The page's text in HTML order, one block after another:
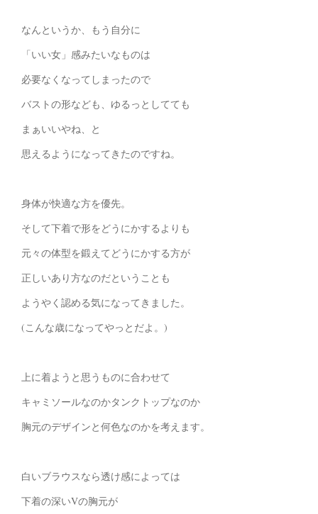
なんというか、もう自分に
「いい女」感みたいなものは
必要なくなってしまったので
バストの形なども、ゆるっとしてても
まぁいいやね、と
思えるようになってきたのですね。
身体が快適な方を優先。
そして下着で形をどうにかするよりも
元々の体型を鍛えてどうにかする方が
正しいあり方なのだということも
ようやく認める気になってきました。
(こんな歳になってやっとだよ。)
上に着ようと思うものに合わせて
キャミソールなのかタンクトップなのか
胸元のデザインと何色なのかを考えます。
白いブラウスなら透け感によっては
下着の深いVの胸元が